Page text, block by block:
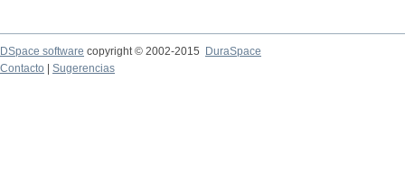
DSpace software copyright © 2002-2015
DuraSpace
Contacto
Sugerencias